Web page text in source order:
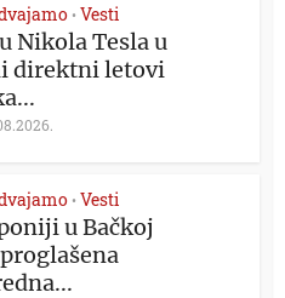
• Vesti
Nikola Tesla u
direktni letovi
• Vesti
u Bačkoj